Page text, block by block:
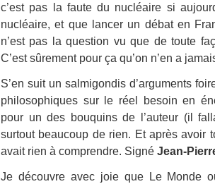
c’est pas la faute du nucléaire si
nucléaire, et que lancer un débat en
n’est pas la question vu que de toute
C’est sûrement pour ça qu’on n’en a
S’en suit un salmigondis d’arguments
philosophiques sur le réel besoin en
pour un des bouquins de l’auteur (il
surtout beaucoup de rien. Et après avoir
avait rien à comprendre. Signé Jean-
Je découvre avec joie que Le Monde